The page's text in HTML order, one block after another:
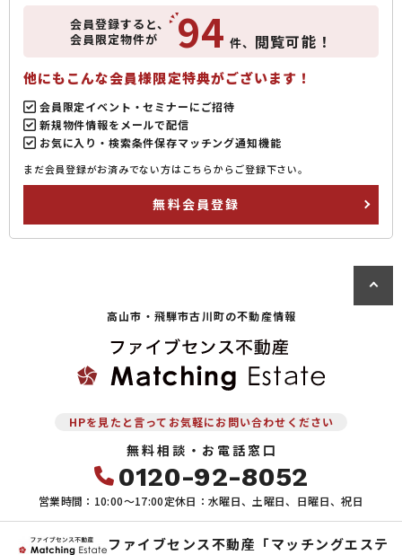
会員登録すると、
会員限定物件が
94 件、 閲覧可能！
他にもこんな会員様限定特典がございます！
会員限定イベント・セミナーにご招待
新規物件情報をメールで配信
お気に入り・検索条件保存マッチング通知機能
まだ会員登録がお済みでない方はこちらからご登録下さい。
無料会員登録
高山市・飛騨市古川町の不動産情報
HPを見たと言ってお気軽にお問い合わせください
無料相談・お電話窓口
0120-92-8052
営業時間：10:00〜17:00定休日：水曜日、土曜日、日曜日、祝日
ファイブセンス不動産「マッチングエステ